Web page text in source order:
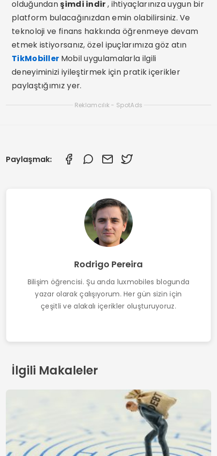
olduğundanşimdi indir, ihtiyaçlarınıza uygun bir
platform bulacağınızdan emin olabilirsiniz. Ve
teknoloji ve finans hakkında öğrenmeye devam
etmek istiyorsanız, özel ipuçlarımıza göz atın
TikMobiller Mobil uygulamalarla ilgili
deneyiminizi iyileştirmek için pratik içerikler
paylaştığımız yer.
Reklamcılık - SpotAds
Paylaşmak:
Rodrigo Pereira
Bilişim öğrencisi. Şu anda luxmobiles blogunda
yazar olarak çalışıyorum. Her gün sizin için
çeşitli ve alakalı içerikler oluşturuyoruz.
İlgili Makaleler